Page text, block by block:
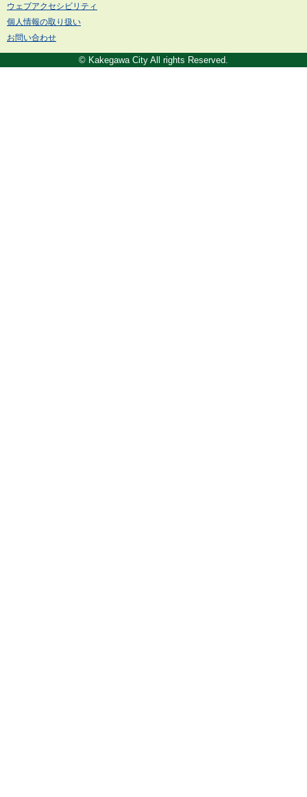
ウェブアクセシビリティ
個人情報の取り扱い
お問い合わせ
© Kakegawa City All rights Reserved.